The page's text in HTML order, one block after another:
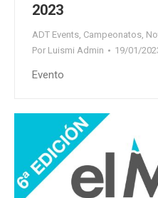
2023
ADT Events Campeonatos
Por Luismi Admin 19/01/
Evento